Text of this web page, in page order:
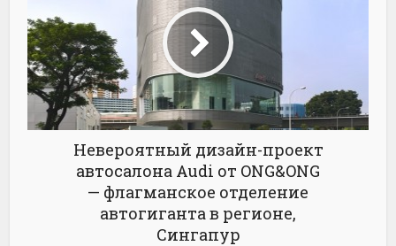
Невероятный дизайн-проект
автосалона Audi от ONG&ONG
— флагманское отделение
автогиганта в регионе,
Сингапур